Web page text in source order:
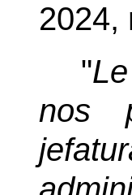
2024,
"
nos